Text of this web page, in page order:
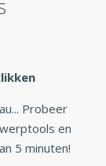
Probeer
en
5 minuten!